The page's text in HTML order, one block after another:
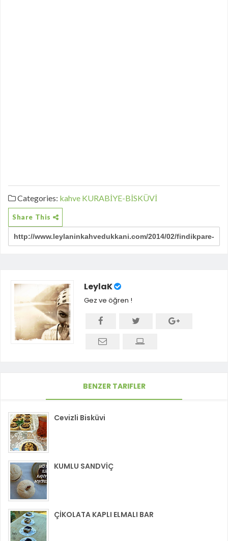
Categories: kahve KURABİYE-BİSKÜVİ
Share This
LeylaK
Gez ve öğren !
BENZER TARIFLER
Cevizli Bisküvi
KUMLU SANDVİÇ
ÇİKOLATA KAPLI ELMALI BAR